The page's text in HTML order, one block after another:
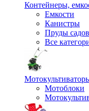
Контейнеры,
Емкости
Канистры
Пруды
Все
Мотоблоки